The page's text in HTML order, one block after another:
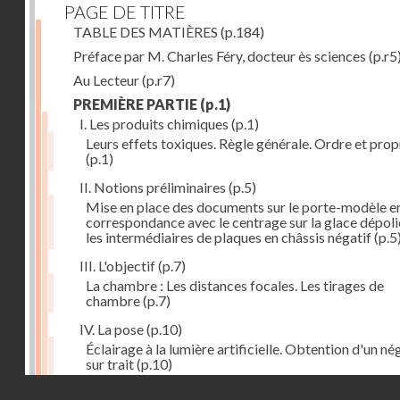
PAGE DE TITRE
TABLE DES MATIÈRES (p.184)
Préface par M. Charles Féry, docteur ès sciences
Au Lecteur(p.r7)
PREMIÈRE PARTIE (p.1)
I. Les produits chimiques (p.1)
Leurs effets toxiques. Règle générale. Ordre et
(p.1)
II. Notions préliminaires (p.5)
Mise en place des documents sur le porte-modèle
correspondance avec le centrage sur la glace
les intermédiaires de plaques en châssis négatif
III. L'objectif(p.7)
La chambre : Les distances focales. Les tirages de
chambre(p.7)
IV. La pose(p.10)
Éclairage à la lumière artificielle. Obtention d'un
sur trait(p.10)